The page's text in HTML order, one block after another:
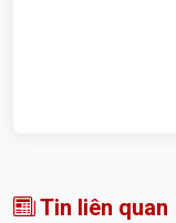
Tin liên quan